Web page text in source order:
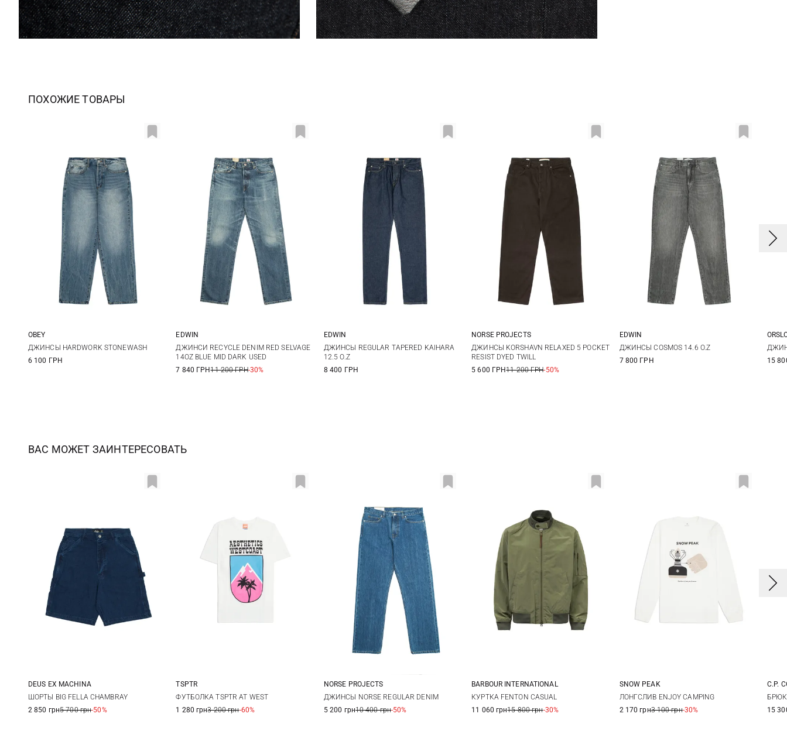
ПОХОЖИЕ ТОВАРЫ
30 31 32 33
OBEY
ДЖИНСЫ HARDWORK STONEWASH
6 100 ГРН
30 31 32 34
36
EDWIN
ДЖИНСИ RECYCLE DENIM RED SELVAGE
14OZ BLUE MID DARK USED
7 840 ГРН11 200 ГРН-30%
31 32 33 34
36
EDWIN
ДЖИНСЫ REGULAR TAPERED KAIHARA
12.5 O.Z
8 400 ГРН
30 31 32 33
34 36 38
NORSE PROJECTS
ДЖИНСЫ KORSHAVN RELAXED 5 POCKET
RESIST DYED TWILL
5 600 ГРН11 200 ГРН-50%
29 30 31
EDWIN
ДЖИНСЫ COSMOS 14.6 O.Z
7 800 ГРН
1
15
ВАС МОЖЕТ ЗАИНТЕРЕСОВАТЬ
30 31 32
DEUS EX MACHINА
ШОРТЫ BIG FELLA CHAMBRAY
2 850 грн5 700 грн-50%
S M L
TSPTR
ФУТБОЛКА TSPTR AT WEST
1 280 грн3 200 грн-60%
M L
NORSE PROJECTS
ДЖИНСЫ NORSE REGULAR DENIM
5 200 грн10 400 грн-50%
M L XL
BARBOUR INTERNATIONAL
КУРТКА FENTON CASUAL
11 060 грн15 800 грн-30%
M L XL
SNOW PEAK
ЛОНГСЛИВ ENJOY CAMPING
2 170 грн3 100 грн-30%
C.P.
15